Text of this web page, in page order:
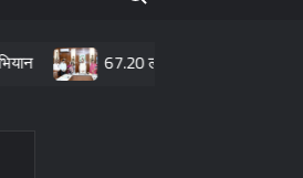
67.20 लाख माताओं के खातों में पहुँची